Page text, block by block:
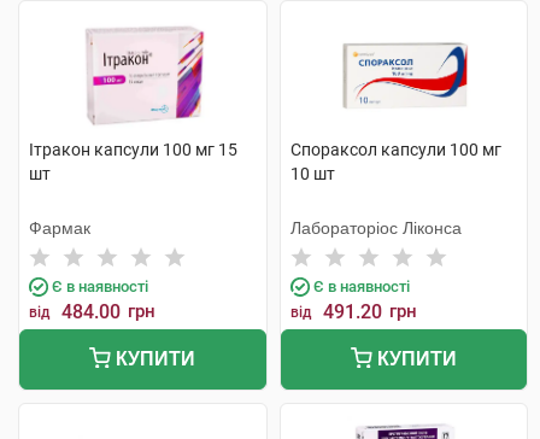
Ітракон капсули 100 мг 15
шт
Фармак
Є в наявності
від 484.00 грн
КУПИТИ
Спораксол капсули 100 мг
10 шт
Лабораторіос Ліконса
Є в наявності
від 491.20 грн
КУПИТИ